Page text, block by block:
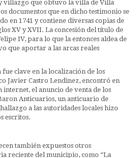
villazgo que obtuvo la villa de Villa
documentos que en dicho testimonio se
en 1741 y contiene diversas copias de
XV y XVII. La concesión del título de
IV, para lo que la entonces aldea de
que aportar a las arcas reales
clave en la localización de los
Javier Castro Lendinez, encontró en
internet, el anuncio de venta de los
Anticuarios, un anticuario de
a las autoridades locales hizo
escritos.
también expuestos otros
reciente del municipio, como “La